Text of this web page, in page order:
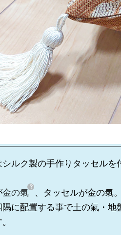
シルク製の手作りタッセルを
金の氣
、タッセルが金の氣
隅に配置する事で土の氣・地